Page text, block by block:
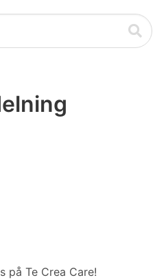
på Te Crea Care!